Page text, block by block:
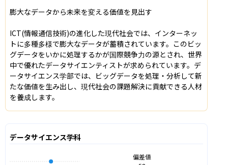
膨大なデータから未来を変える価値を見出す
ICT(情報通信技術)の進化した現代社会では、インターネッ
トに多種多様で膨大なデータが蓄積されています。このビッ
グデータをいかに処理するかが国際競争力の源とされ、世界
中で優れたデータサイエンティストが求められています。デ
ータサイエンス学部では、ビッグデータを処理・分析して新
たな価値を生み出し、現代社会の課題解決に貢献できる人材
を養成します。
データサイエンス学科
偏差値